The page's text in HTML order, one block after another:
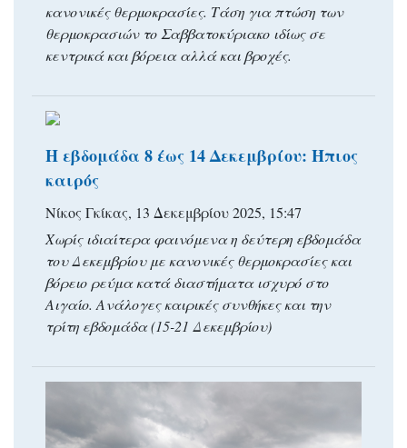
κανονικές θερμοκρασίες. Τάση για πτώση των
θερμοκρασιών το Σαββατοκύριακο ιδίως σε
κεντρικά και βόρεια αλλά και βροχές.
Η εβδομάδα 8 έως 14 Δεκεμβρίου: Ήπιος
καιρός
Νίκος Γκίκας, 13 Δεκεμβρίου 2025, 15:47
Χωρίς ιδιαίτερα φαινόμενα η δεύτερη εβδομάδα
του Δεκεμβρίου με κανονικές θερμοκρασίες και
βόρειο ρεύμα κατά διαστήματα ισχυρό στο
Αιγαίο. Ανάλογες καιρικές συνθήκες και την
τρίτη εβδομάδα (15-21 Δεκεμβρίου)